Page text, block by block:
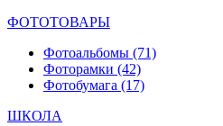
ФОТОТОВАРЫ
Фотоальбомы (71)
Фоторамки (42)
Фотобумага (17)
ШКОЛА